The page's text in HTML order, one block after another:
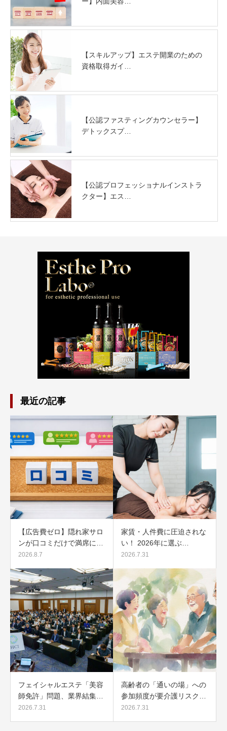
【スキルアップ】エステ開業のための
資格取得ガイ…
【公認ファスティングカウンセラー】
デトックスプ…
【公認プロフェッショナルインストラ
クター】エス…
最近の記事
【広告費ゼロ】隠れ家サロ
ンが口コミだけで満席に…
2026.8.7
家賃・人件費に圧迫されな
い！ 2026年に選ぶ…
2026.7.31
フェイシャルエステ「美容
師免許」問題、業界結集…
2026.7.31
高齢者の「通いの場」への
参加頻度が要介護リスク…
2026.7.31